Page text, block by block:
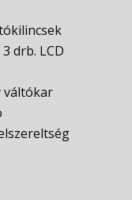
drb. LCD
váltókar